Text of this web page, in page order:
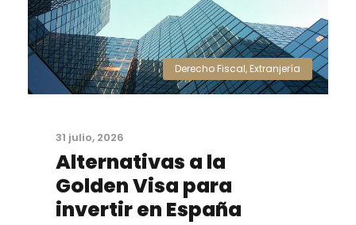
Derecho Fiscal, Extranjería
31 julio, 2026
Alternativas a la
Golden Visa para
invertir en España